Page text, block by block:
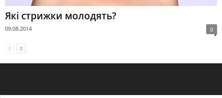
Які стрижки молодять?
09.08.2014 0